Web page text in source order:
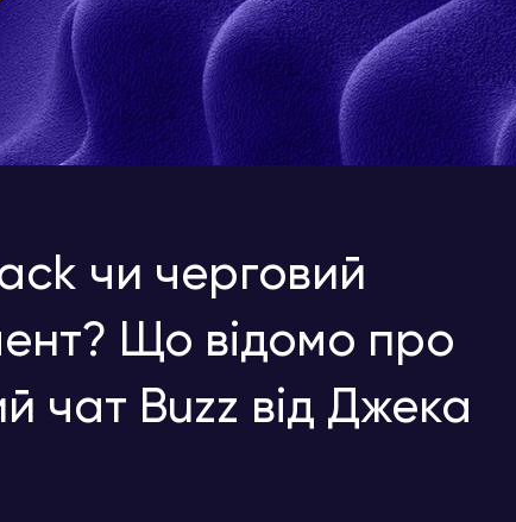
чи черговий
Що відомо про
чат Buzz від Джека